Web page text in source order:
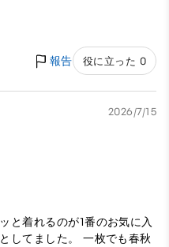
報告 役に立った 0
2026/7/15
と着れるのが1番のお気に入
してました。 一枚でも春秋